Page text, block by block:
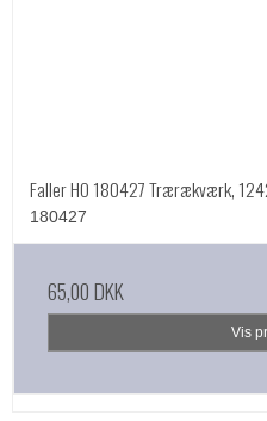
Faller HO 180427 Trærækværk,
180427
65,00 DKK
Vis